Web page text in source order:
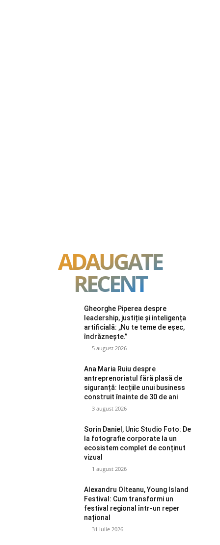
ADAUGATE
RECENT
Gheorghe Piperea despre
leadership, justiție și inteligența
artificială: „Nu te teme de eșec,
îndrăznește.”
5 august 2026
Ana Maria Ruiu despre
antreprenoriatul fără plasă de
siguranță: lecțiile unui business
construit înainte de 30 de ani
3 august 2026
Sorin Daniel, Unic Studio Foto: De
la fotografie corporate la un
ecosistem complet de conținut
vizual
1 august 2026
Alexandru Olteanu, Young Island
Festival: Cum transformi un
festival regional într-un reper
național
31 iulie 2026